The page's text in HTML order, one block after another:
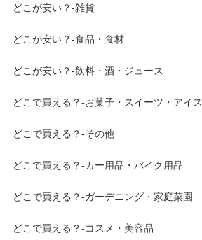
どこが安い？-雑貨
どこが安い？-食品・食材
どこが安い？-飲料・酒・ジュース
どこで買える？-お菓子・スイーツ・アイス
どこで買える？-その他
どこで買える？-カー用品・バイク用品
どこで買える？-ガーデニング・家庭菜園
どこで買える？-コスメ・美容品